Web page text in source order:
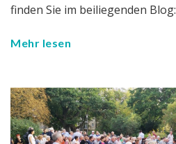
finden Sie im beiliegenden Blog:
Mehr lesen